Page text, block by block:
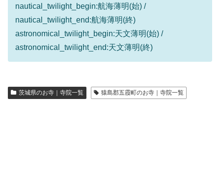
nautical_twilight_begin:航海薄明(始) /
nautical_twilight_end:航海薄明(終)
astronomical_twilight_begin:天文薄明(始) /
astronomical_twilight_end:天文薄明(終)
茨城県のお寺｜寺院一覧 猿島郡五霞町のお寺｜寺院一覧